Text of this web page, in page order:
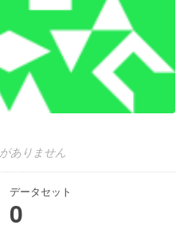
ありません
データセット
0